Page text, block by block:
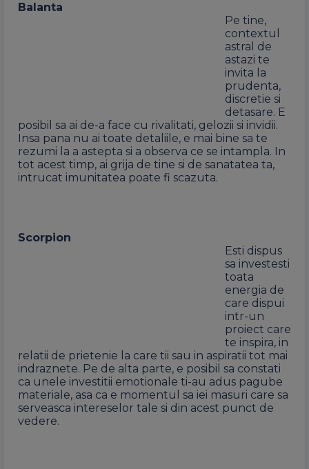
Balanta
Pe tine,
contextul
astral de
astazi te
invita la
prudenta,
discretie si
detasare. E
posibil sa ai de-a face cu rivalitati, gelozii si invidii.
Insa pana nu ai toate detaliile, e mai bine sa te
rezumi la a astepta si a observa ce se intampla. In
tot acest timp, ai grija de tine si de sanatatea ta,
intrucat imunitatea poate fi scazuta.
Scorpion
Esti dispus
sa investesti
toata
energia de
care dispui
intr-un
proiect care
te inspira, in
relatii de prietenie la care tii sau in aspiratii tot mai
indraznete. Pe de alta parte, e posibil sa constati
ca unele investitii emotionale ti-au adus pagube
materiale, asa ca e momentul sa iei masuri care sa
serveasca intereselor tale si din acest punct de
vedere.